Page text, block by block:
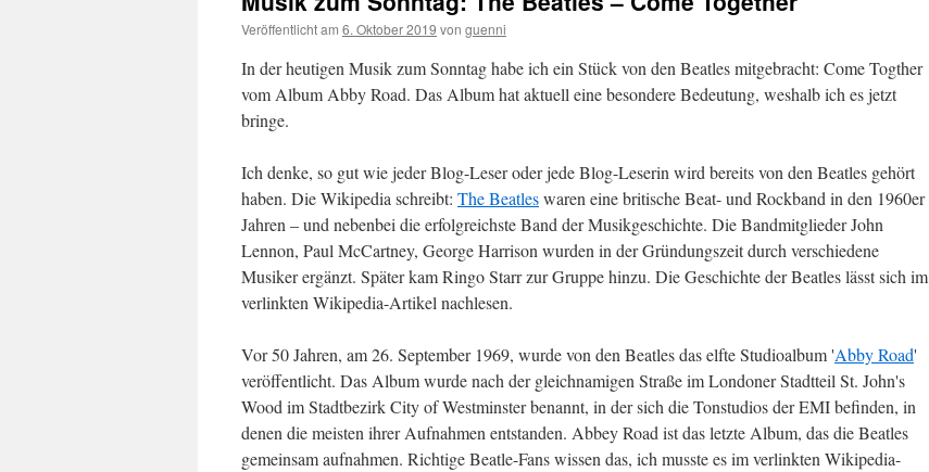
Veröffentlicht am 6. Oktober 2019 von guenni
In der heutigen Musik zum Sonntag habe ich ein Stück von den Beatles mitgebracht: Come Togther
vom Album Abby Road. Das Album hat aktuell eine besondere Bedeutung, weshalb ich es jetzt
bringe.
Ich denke, so gut wie jeder Blog-Leser oder jede Blog-Leserin wird bereits von den Beatles gehört
haben. Die Wikipedia schreibt: The Beatleswaren eine britische Beat- und Rockband in den 1960er
Jahren – und nebenbei die erfolgreichste Band der Musikgeschichte. Die Bandmitglieder John
Lennon, Paul McCartney, George Harrison wurden in der Gründungszeit durch verschiedene
Musiker ergänzt. Später kam Ringo Starr zur Gruppe hinzu. Die Geschichte der Beatles lässt sich im
verlinkten Wikipedia-Artikel nachlesen.
Vor 50 Jahren, am 26. September 1969, wurde von den Beatles das elfte Studioalbum 'Abby Road'
veröffentlicht. Das Album wurde nach der gleichnamigen Straße im Londoner Stadtteil St. John's
Wood im Stadtbezirk City of Westminster benannt, in der sich die Tonstudios der EMI befinden, in
denen die meisten ihrer Aufnahmen entstanden. Abbey Road ist das letzte Album, das die Beatles
gemeinsam aufnahmen. Richtige Beatle-Fans wissen das, ich musste es im verlinkten Wikipedia-